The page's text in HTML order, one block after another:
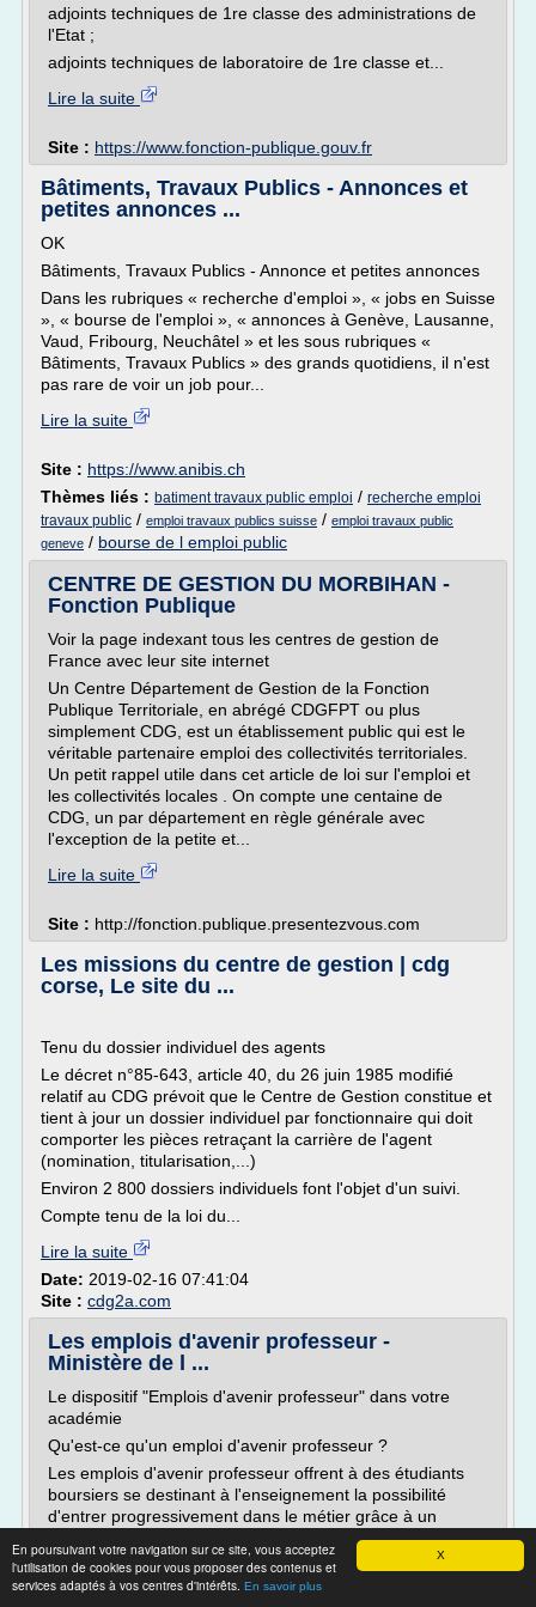
X
En poursuivant votre navigation sur ce site, vous acceptez
l'utilisation de cookies pour vous proposer des contenus et
services adaptés à vos centres d'intérêts. En savoir plus
adjoints techniques de 1re classe des administrations de
l'Etat ;
adjoints techniques de laboratoire de 1re classe et...
Lire la suite
Site : https://www.fonction-publique.gouv.fr
Bâtiments, Travaux Publics - Annonces et
petites annonces ...
OK
Bâtiments, Travaux Publics - Annonce et petites annonces
Dans les rubriques « recherche d'emploi », « jobs en Suisse
», « bourse de l'emploi », « annonces à Genève, Lausanne,
Vaud, Fribourg, Neuchâtel » et les sous rubriques «
Bâtiments, Travaux Publics » des grands quotidiens, il n'est
pas rare de voir un job pour...
Lire la suite
Site : https://www.anibis.ch
Thèmes liés : batiment travaux public emploi / recherche emploi
travaux public / emploi travaux publics suisse / emploi travaux public
geneve / bourse de l emploi public
CENTRE DE GESTION DU MORBIHAN -
Fonction Publique
Voir la page indexant tous les centres de gestion de
France avec leur site internet
Un Centre Département de Gestion de la Fonction
Publique Territoriale, en abrégé CDGFPT ou plus
simplement CDG, est un établissement public qui est le
véritable partenaire emploi des collectivités territoriales.
Un petit rappel utile dans cet article de loi sur l'emploi et
les collectivités locales . On compte une centaine de
CDG, un par département en règle générale avec
l'exception de la petite et...
Lire la suite
Site : http://fonction.publique.presentezvous.com
Les missions du centre de gestion | cdg
corse, Le site du ...
Tenu du dossier individuel des agents
Le décret n°85-643, article 40, du 26 juin 1985 modifié
relatif au CDG prévoit que le Centre de Gestion constitue et
tient à jour un dossier individuel par fonctionnaire qui doit
comporter les pièces retraçant la carrière de l'agent
(nomination, titularisation,...)
Environ 2 800 dossiers individuels font l'objet d'un suivi.
Compte tenu de la loi du...
Lire la suite
Date: 2019-02-16 07:41:04
Site : cdg2a.com
Les emplois d'avenir professeur -
Ministère de l ...
Le dispositif "Emplois d'avenir professeur" dans votre
académie
Qu'est-ce qu'un emploi d'avenir professeur ?
Les emplois d'avenir professeur offrent à des étudiants
boursiers se destinant à l'enseignement la possibilité
d'entrer progressivement dans le métier grâce à un
parcours visant le développement de leurs compétences
professionnelles et l'acquisition d'une véritable
expérience...